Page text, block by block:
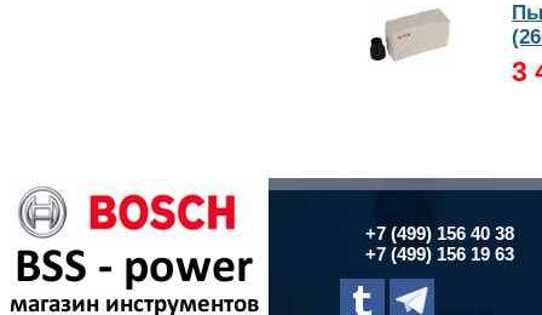
3
+7 (499) 156 40 38
+7 (499) 156 19 63